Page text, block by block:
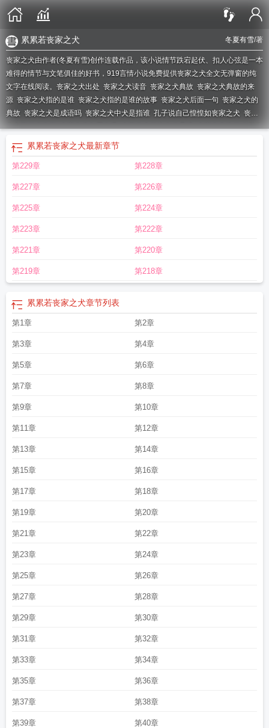
冬夏有雪/著
累累若丧家之犬
丧家之犬由作者(冬夏有雪)创作连载作品，该小说情节跌宕起伏、扣人心弦是一本
难得的情节与文笔俱佳的好书，919言情小说免费提供丧家之犬全文无弹窗的纯
文字在线阅读。 丧家之犬出处 丧家之犬读音 丧家之犬典故 丧家之犬典故的来
源 丧家之犬指的是谁 丧家之犬指的是谁的故事 丧家之犬后面一句 丧家之犬的
典故 丧家之犬是成语吗 丧家之犬中犬是指谁 孔子说自己惶惶如丧家之犬 丧家
之犬指什么生肖丧家之犬冬夏有雪丧家之犬的主人公是谁丧家之犬为什么指的
丧家之犬近义词 丧家之犬的近义词
家之犬孔子原文
家之犬是什么意思
丧家之犬主人公是谁
思丧家之犬简介内容 丧家之犬的犬指的是谁 丧家之犬楚天免费阅读
的犬指谁丧家之犬文言文 丧家之犬图片丧家之犬孔子故事
犬为什么指孔夫子
丧家之犬打一个数字丧家之犬的拼音
是谁累累若丧家之犬 丧家之犬狺狺狂吠
物丧家之犬造句 孔子丧家之犬
家之犬的犬丧家之犬文言文翻译丧家之犬是指谁丧家之犬打一最佳生肖丧家
之犬说的是谁的故事 丧家之犬主公实不足虑也指的谁
指的是丧家之犬的犬指什么丧家之犬的犬指的是什么丧家之犬表现了孔子什么
品质
累累若丧家之犬最新章节
第229章 第228章
第227章 第226章
第225章 第224章
第223章 第222章
第221章 第220章
第219章 第218章
累累若丧家之犬章节列表
第1章 第2章
第3章 第4章
第5章 第6章
第7章 第8章
第9章 第10章
第11章 第12章
第13章 第14章
第15章 第16章
第17章 第18章
第19章 第20章
第21章 第22章
第23章 第24章
第25章 第26章
第27章 第28章
第29章 第30章
第31章 第32章
第33章 第34章
第35章 第36章
第37章 第38章
第39章 第40章